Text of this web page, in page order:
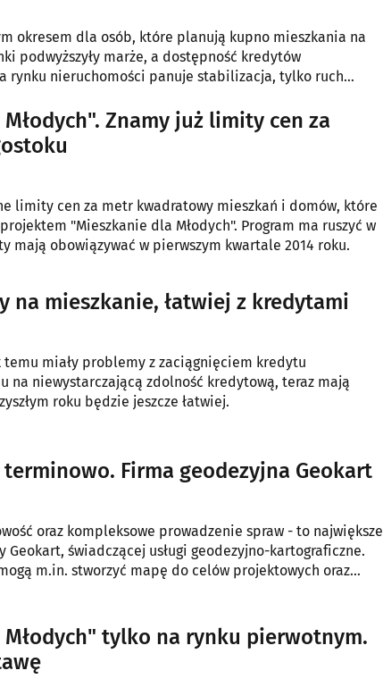
okresem dla osób, które planują kupno mieszkania na
podwyższyły marże, a dostępność kredytów
rynku nieruchomości panuje stabilizacja, tylko ruch
Znamy już limity cen za
limity cen za metr kwadratowy mieszkań i domów, które
"Mieszkanie dla Młodych". Program ma ruszyć w
mają obowiązywać w pierwszym kwartale 2014 roku.
na mieszkanie, łatwiej z kredytami
temu miały problemy z zaciągnięciem kredytu
na niewystarczającą zdolność kredytową, teraz mają
roku będzie jeszcze łatwiej.
Firma geodezyjna Geokart
oraz kompleksowe prowadzenie spraw - to największe
świadczącej usługi geodezyjno-kartograficzne.
m.in. stworzyć mapę do celów projektowych oraz
tylko na rynku pierwotnym.